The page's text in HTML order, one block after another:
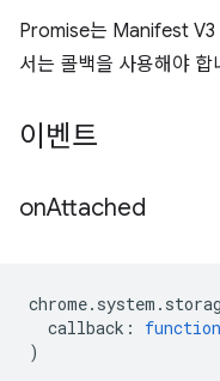
Promise는 Manifest V3
서는 콜백을 사용해야 합
이벤트
onAttached
chrome. system .
callback : function
)